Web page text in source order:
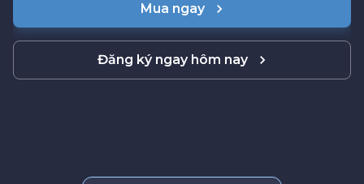
Mua ngay
Đăng ký ngay hôm nay